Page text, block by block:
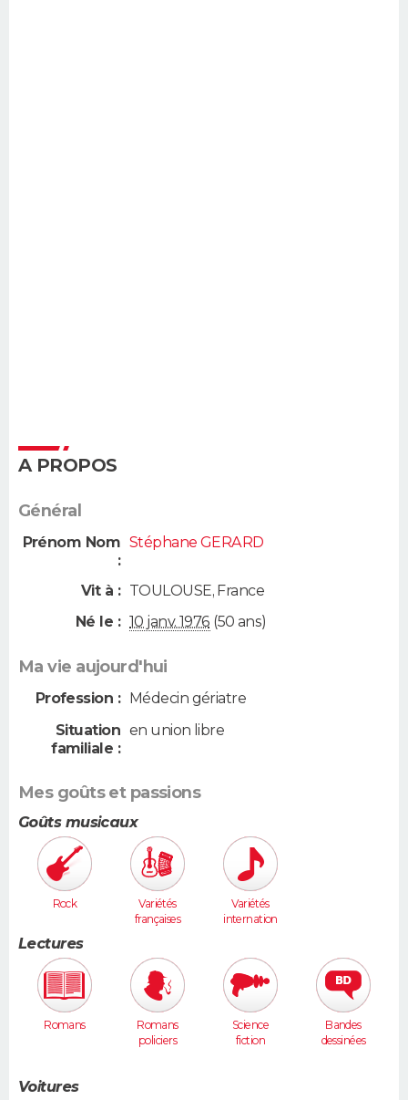
A PROPOS
Général
Prénom Nom
:
Stéphane GERARD
Vit à : TOULOUSE, France
Né le : 10 janv. 1976 (50 ans)
Ma vie aujourd'hui
Profession :
Médecin gériatre
Situation
familiale :
en union libre
Mes goûts et passions
Goûts musicaux
Rock
Variétés
françaises
Variétés
internation
Lectures
Romans
Romans
policiers
Science
fiction
Bandes
dessinées
Voitures